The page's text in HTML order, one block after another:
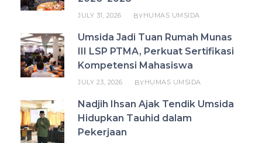
JULY 31, 2026 BYHUMAS UMSIDA
Umsida Jadi Tuan Rumah Munas
III LSP PTMA, Perkuat Sertifikasi
Kompetensi Mahasiswa
JULY 23, 2026 BYHUMAS UMSIDA
Nadjih Ihsan Ajak Tendik Umsida
Hidupkan Tauhid dalam
Pekerjaan